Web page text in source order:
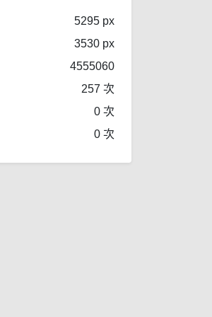
5295 px
3530 px
4555060
257 次
0 次
0 次